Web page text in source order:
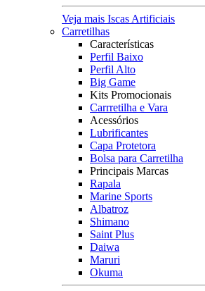
Veja mais Iscas Artificiais
Carretilhas
Características
Perfil Baixo
Perfil Alto
Big Game
Kits Promocionais
Carrretilha e Vara
Acessórios
Lubrificantes
Capa Protetora
Bolsa para Carretilha
Principais Marcas
Rapala
Marine Sports
Albatroz
Shimano
Saint Plus
Daiwa
Maruri
Okuma